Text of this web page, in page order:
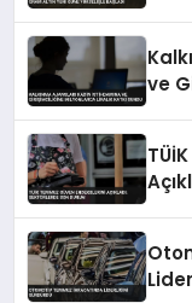
ve